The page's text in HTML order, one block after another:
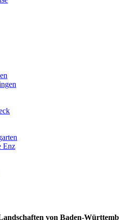
Enz
von Baden-